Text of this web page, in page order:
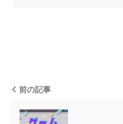
前の記事